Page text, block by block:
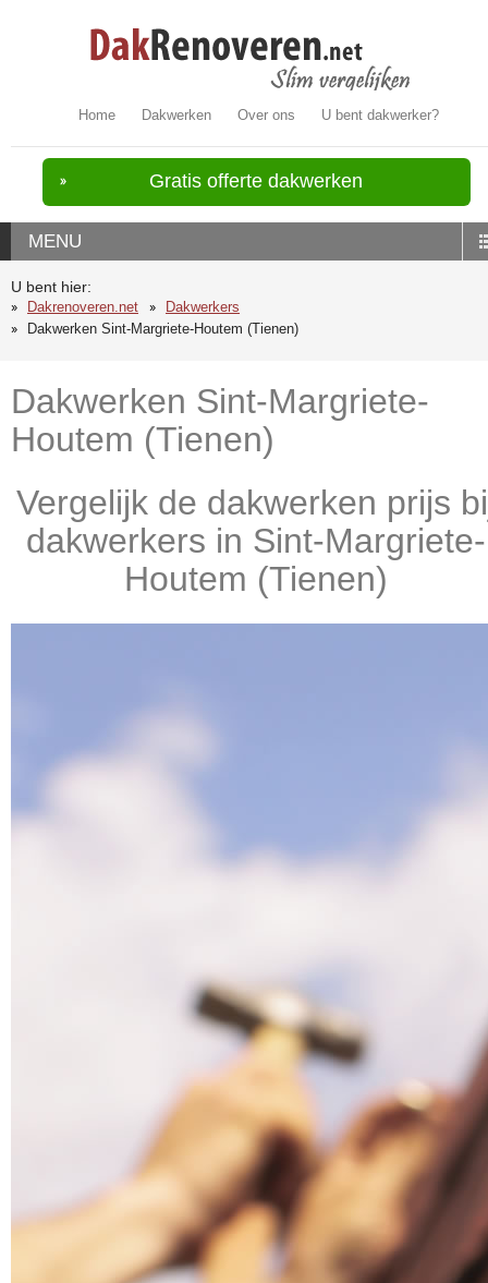
Home Dakwerken Over ons U bent dakwerker?
Gratis offerte dakwerken
MENU
U bent hier:
Dakrenoveren.net
Dakwerkers
Dakwerken Sint-Margriete-Houtem (Tienen)
Dakwerken Sint-Margriete-
Houtem (Tienen)
Vergelijk de dakwerken prijs
dakwerkers in Sint-Margriete-
Houtem (Tienen)